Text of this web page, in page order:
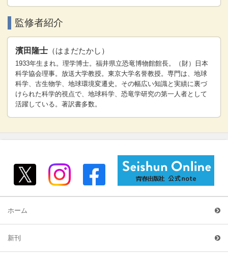
監修者紹介
濱田隆士 （はまだたかし）
1933年生まれ。理学博士。福井県立恐竜博物館館長。（財）日本
科学協会理事。放送大学教授。東京大学名誉教授。専門は、地球
科学、古生物学、地球環境変遷史。その幅広い知識と実績に裏づ
けられた科学的視点で、地球科学、恐竜学研究の第一人者として
活躍している。著訳書多数。
ホーム
新刊